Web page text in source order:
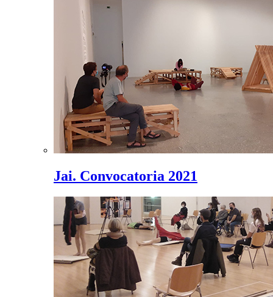
Jai. Convocatoria 2021